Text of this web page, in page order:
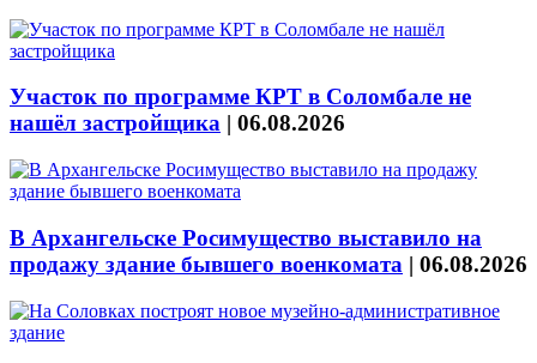
Участок по программе КРТ в Соломбале не
нашёл застройщика | 06.08.2026
В Архангельске Росимущество выставило на
продажу здание бывшего военкомата | 06.08.2026